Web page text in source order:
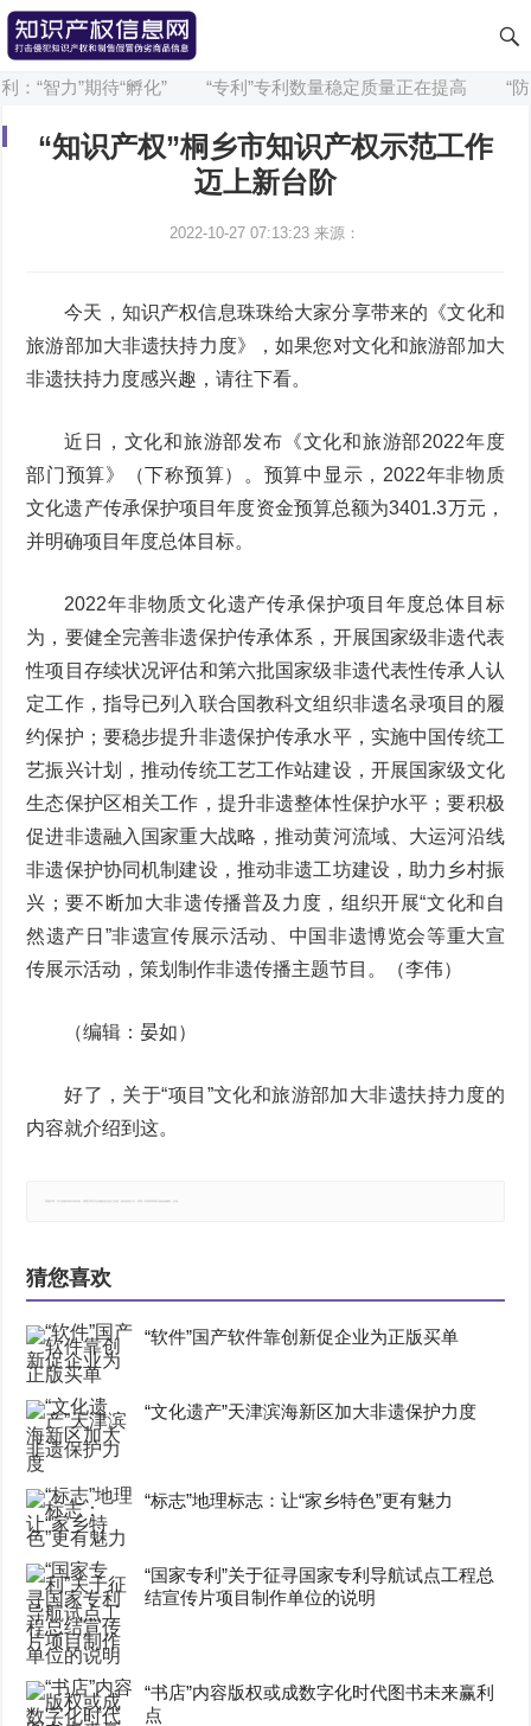
“智力”期待“孵化” “专利”专利数量稳定质量正在提高 “防
“知识产权”桐乡市知识产权示范工作
迈上新台阶
2022-10-27 07:13:23 来源：
今天，知识产权信息珠珠给大家分享带来的《文化和
旅游部加大非遗扶持力度》，如果您对文化和旅游部加大
非遗扶持力度感兴趣，请往下看。
近日，文化和旅游部发布《文化和旅游部2022年度
部门预算》（下称预算）。预算中显示，2022年非物质
文化遗产传承保护项目年度资金预算总额为3401.3万元，
并明确项目年度总体目标。
2022年非物质文化遗产传承保护项目年度总体目标
为，要健全完善非遗保护传承体系，开展国家级非遗代表
性项目存续状况评估和第六批国家级非遗代表性传承人认
定工作，指导已列入联合国教科文组织非遗名录项目的履
约保护；要稳步提升非遗保护传承水平，实施中国传统工
艺振兴计划，推动传统工艺工作站建设，开展国家级文化
生态保护区相关工作，提升非遗整体性保护水平；要积极
促进非遗融入国家重大战略，推动黄河流域、大运河沿线
非遗保护协同机制建设，推动非遗工坊建设，助力乡村振
兴；要不断加大非遗传播普及力度，组织开展“文化和自
然遗产日”非遗宣传展示活动、中国非遗博览会等重大宣
传展示活动，策划制作非遗传播主题节目。（李伟）
（编辑：晏如）
好了，关于“项目”文化和旅游部加大非遗扶持力度的
内容就介绍到这。
猜您喜欢
“软件”国产软件靠创新促企业为正版买单
“文化遗产”天津滨海新区加大非遗保护力度
“标志”地理标志：让“家乡特色”更有魅力
“国家专利”关于征寻国家专利导航试点工程总
结宣传片项目制作单位的说明
“书店”内容版权或成数字化时代图书未来赢利
点